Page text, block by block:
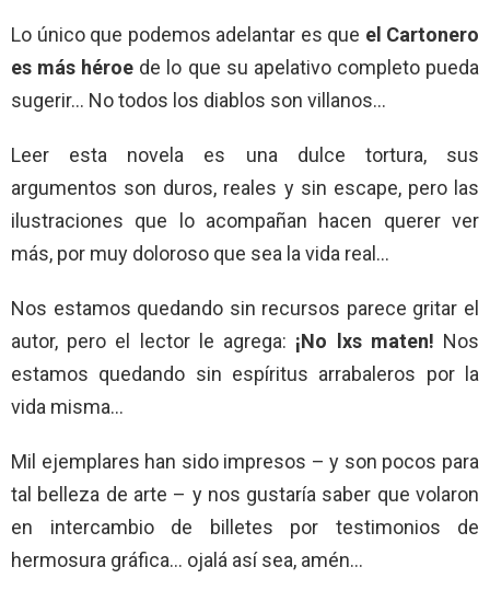
Lo único que podemos adelantar es que el Cartonero
es más héroe de lo que su apelativo completo pueda
sugerir… No todos los diablos son villanos…
Leer esta novela es una dulce tortura, sus
argumentos son duros, reales y sin escape, pero las
ilustraciones que lo acompañan hacen querer ver
más, por muy doloroso que sea la vida real…
Nos estamos quedando sin recursos parece gritar el
autor, pero el lector le agrega: ¡No lxs maten! Nos
estamos quedando sin espíritus arrabaleros por la
vida misma…
Mil ejemplares han sido impresos – y son pocos para
tal belleza de arte – y nos gustaría saber que volaron
en intercambio de billetes por testimonios de
hermosura gráfica… ojalá así sea, amén…